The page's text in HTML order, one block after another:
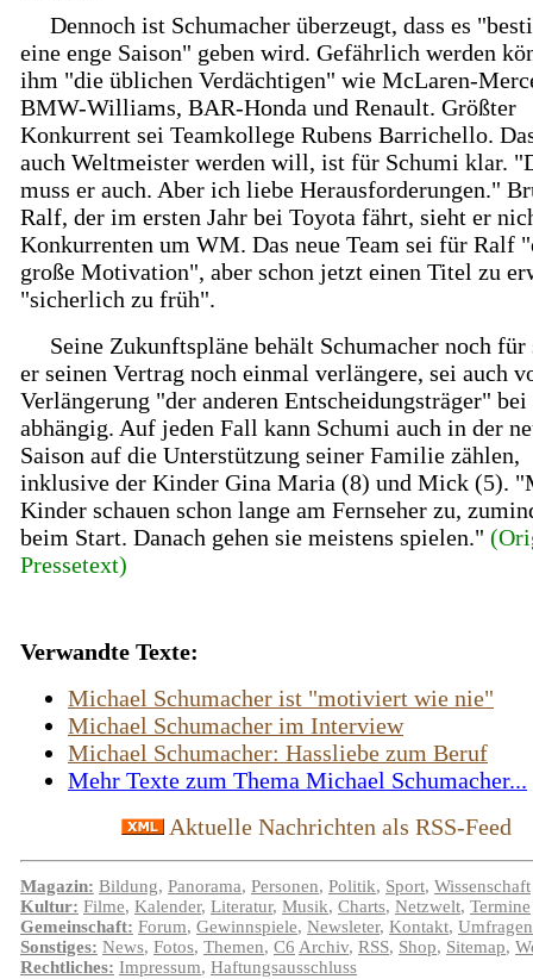
Dennoch ist Schumacher überzeugt, dass es
eine enge Saison" geben wird. Gefährlich werden
ihm "die üblichen Verdächtigen" wie McLaren-
BMW-Williams, BAR-Honda und Renault. Größter
Konkurrent sei Teamkollege Rubens Barrichello.
auch Weltmeister werden will, ist für Schumi klar.
muss er auch. Aber ich liebe Herausforderungen."
Ralf, der im ersten Jahr bei Toyota fährt, sieht er
Konkurrenten um WM. Das neue Team sei für Ralf
große Motivation", aber schon jetzt einen Titel zu
"sicherlich zu früh".
Seine Zukunftspläne behält Schumacher noch für
er seinen Vertrag noch einmal verlängere, sei auch
Verlängerung "der anderen Entscheidungsträger"
abhängig. Auf jeden Fall kann Schumi auch in der
Saison auf die Unterstützung seiner Familie zählen,
inklusive der Kinder Gina Maria (8) und Mick (5).
Kinder schauen schon lange am Fernseher zu,
beim Start. Danach gehen sie meistens spielen."
Pressetext)
Verwandte Texte:
Michael Schumacher ist "motiviert wie nie"
Michael Schumacher im Interview
Michael Schumacher: Hassliebe zum Beruf
Mehr Texte zum Thema Michael Schumacher...
Aktuelle Nachrichten als RSS-Feed
Magazin: Bildung, Panorama, Personen, Politik, Sport, Wissenschaft
Kultur: Filme, Kalender, Literatur, Musik, Charts, Netzwelt, Termine
Gemeinschaft: Forum, Gewinnspiele, Newsleter, Kontakt, Umfragen
Sonstiges: News, Fotos, Themen, C6 Archiv, RSS, Shop, Sitemap,
Rechtliches: Impressum, Haftungsausschluss